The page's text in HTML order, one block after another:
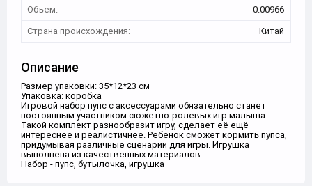
Объем:
0.00966
Страна происхождения:
Китай
Описание
Размер упаковки: 35*12*23 см
Упаковка: коробка
Игровой набор пупс с аксессуарами обязательно станет
постоянным участником сюжетно-ролевых игр малыша.
Такой комплект разнообразит игру, сделает её ещё
интереснее и реалистичнее. Ребёнок сможет кормить пупса,
придумывая различные сценарии для игры. Игрушка
выполнена из качественных материалов.
Набор - пупс, бутылочка, игрушка